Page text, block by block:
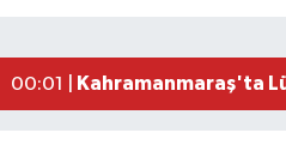
00:01 |
Kahramanmaraş'ta
23:36 |Kahramanmaraş'ta